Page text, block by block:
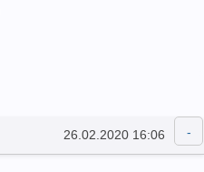
26.02.2020 16:06